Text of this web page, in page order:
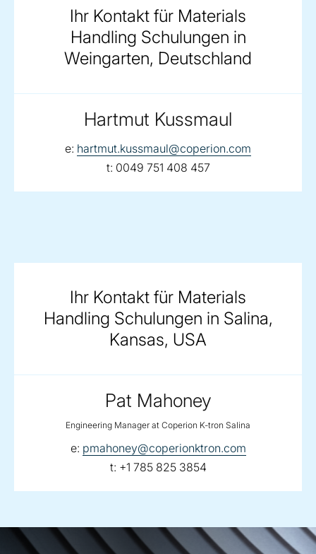
Ihr Kontakt für Materials
Handling Schulungen in
Weingarten, Deutschland
Hartmut Kussmaul
e: email:
hartmut.kussmaul@coperion.com
t: telephone:
0049 751 408 457
Ihr Kontakt für Materials
Handling Schulungen in Salina,
Kansas, USA
Pat Mahoney
Engineering Manager at Coperion K-tron Salina
e: email:
pmahoney@coperionktron.com
t: telephone:
+1 785 825 3854